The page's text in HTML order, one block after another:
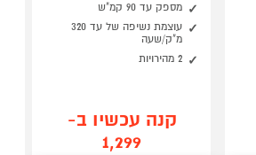
מספק עד 90 קמ"ש
עוצמת נשיפה של עד 320
מ"ק/שעה
2 מהירויות
קנה עכשיו ב-
1,299